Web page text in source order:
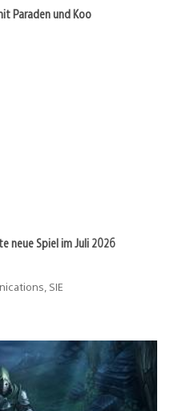
Paraden und Koo
neue Spiel im Juli 2026
SIE